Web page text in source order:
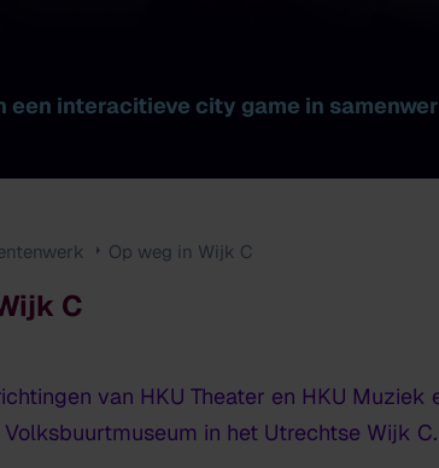
een interacitieve city game in
Op weg in Wijk C
C
van HKU Theater en HKU Muziek
in het Utrechtse Wijk C.